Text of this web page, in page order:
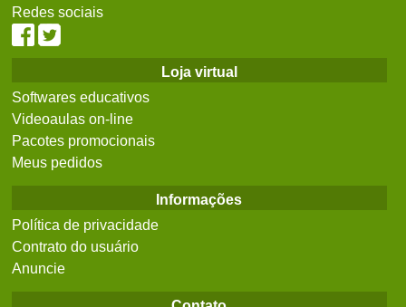
Redes sociais
Loja virtual
Softwares educativos
Videoaulas on-line
Pacotes promocionais
Meus pedidos
Informações
Política de privacidade
Contrato do usuário
Anuncie